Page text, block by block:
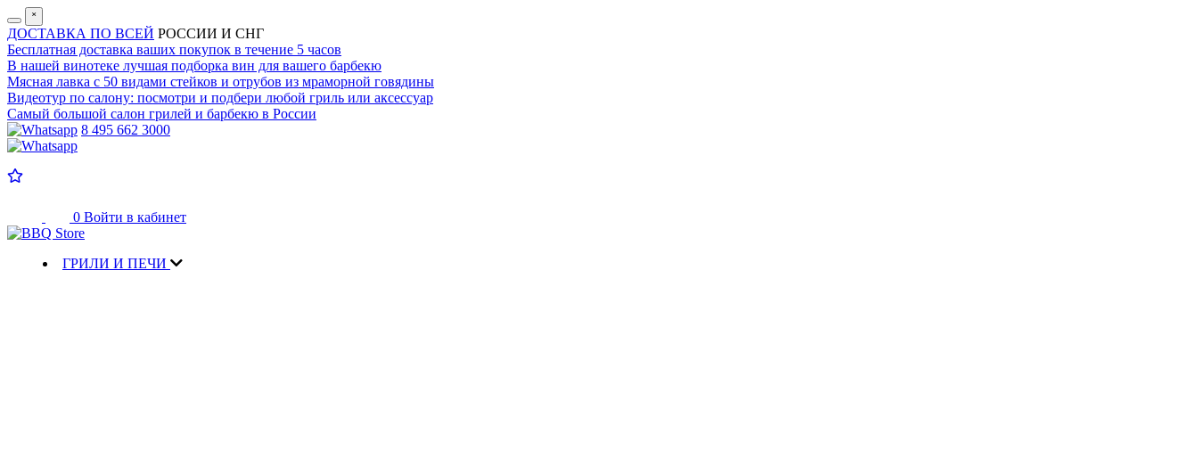
˟
ДОСТАВКА ПО ВСЕЙ РОССИИ И СНГ
Бесплатная доставка ваших покупок в течение 5 часов
В нашей винотеке лучшая подборка вин для вашего барбекю
Мясная лавка с 50 видами стейков и отрубов из мраморной говядины
Видеотур по салону: посмотри и подбери любой гриль или аксессуар
Самый большой салон грилей и барбекю в России
8 495 662 3000
0 Войти в кабинет
ГРИЛИ И ПЕЧИ